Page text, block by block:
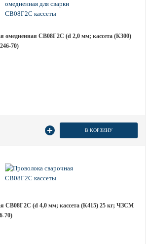
омедненная СВ08Г2С (d 2,0 мм; кассета (К300)
70)
В КОРЗИНУ
СВ08Г2С (d 4,0 мм; кассета (К415) 25 кг; ЧЗСМ
70)